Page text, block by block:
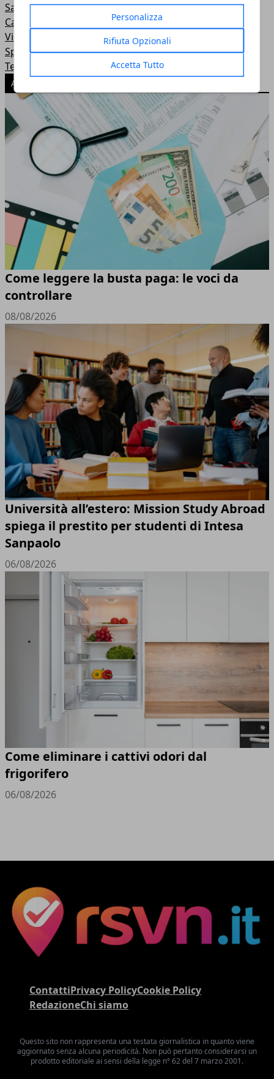
Personalizza
Rifiuta Opzionali
Accetta Tutto
Salute e benessere
Casa
Viaggi
Sport
Tech
ARTICOLI POPOLARI
Come leggere la busta paga: le voci da
controllare
08/08/2026
Università all’estero: Mission Study Abroad
spiega il prestito per studenti di Intesa
Sanpaolo
06/08/2026
Come eliminare i cattivi odori dal
frigorifero
06/08/2026
ContattiPrivacy PolicyCookie Policy
RedazioneChi siamo
Questo sito non rappresenta una testata giornalistica in quanto viene
aggiornato senza alcuna periodicità. Non può pertanto considerarsi un
prodotto editoriale ai sensi della legge n° 62 del 7 marzo 2001.